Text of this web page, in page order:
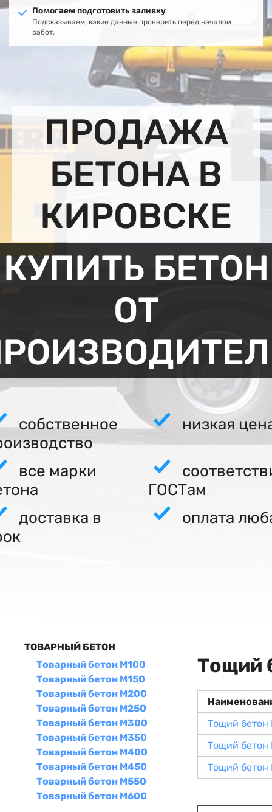
Помогаем подготовить заливку
Подсказываем, какие данные проверить перед началом
работ.
ПРОДАЖА
БЕТОНА В
КИРОВСКЕ
КУПИТЬ БЕТОН
ОТ
собственное
низкая
все марки
ГОСТам
доставка в
оплата
ТОВАРНЫЙ БЕТОН
Товарный бетон М100
Товарный бетон М150
Товарный бетон М200
Товарный бетон М250
Товарный бетон М300
Товарный бетон М350
Товарный бетон М400
Товарный бетон М450
Товарный бетон М550
Товарный бетон М600
Тощий
Тощий бетон
Тощий бетон
Тощий